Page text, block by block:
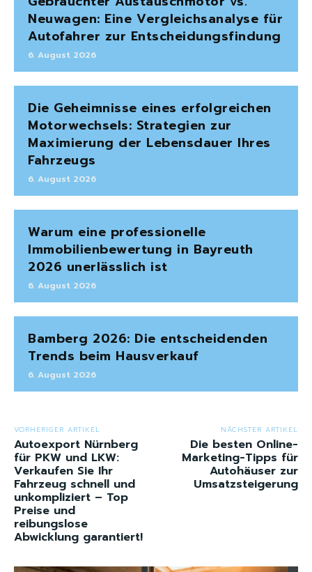
Neuwagen: Eine Vergleichsanalyse für
Autofahrer zur Entscheidungsfindung
6. August 2026
Die Geheimnisse eines erfolgreichen
Motorwechsels: Strategien zur
Maximierung der Lebensdauer Ihres
Fahrzeugs
6. August 2026
Warum eine professionelle
Immobilienbewertung in Bayreuth
2026 unerlässlich ist
6. August 2026
Bamberg 2026: Die entscheidenden
Trends beim Hausverkauf
6. August 2026
VORHERIGER ARTIKEL
Autoexport Nürnberg
für PKW und LKW:
Verkaufen Sie Ihr
Fahrzeug schnell und
unkompliziert – Top
Preise und
reibungslose
Abwicklung garantiert!
NÄCHSTER ARTIKEL
Die besten Online-
Marketing-Tipps für
Autohäuser zur
Umsatzsteigerung